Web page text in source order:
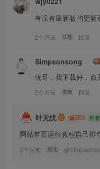
有没有最新版的更新
2个月前 江苏 回复
Simpsonsong
优哥，我下载好，点
2个月前 安徽 回复
叶无忧 作者
网站首页运行教程自己排
2个月前 河北 @